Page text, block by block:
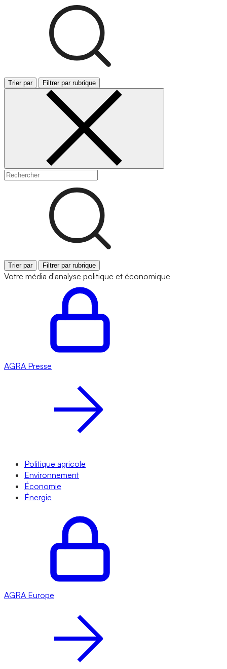
Trier par Filtrer par rubrique
Trier par Filtrer par rubrique
Votre média d'analyse politique et économique
AGRA Presse
Politique agricole
Environnement
Économie
Énergie
AGRA Europe